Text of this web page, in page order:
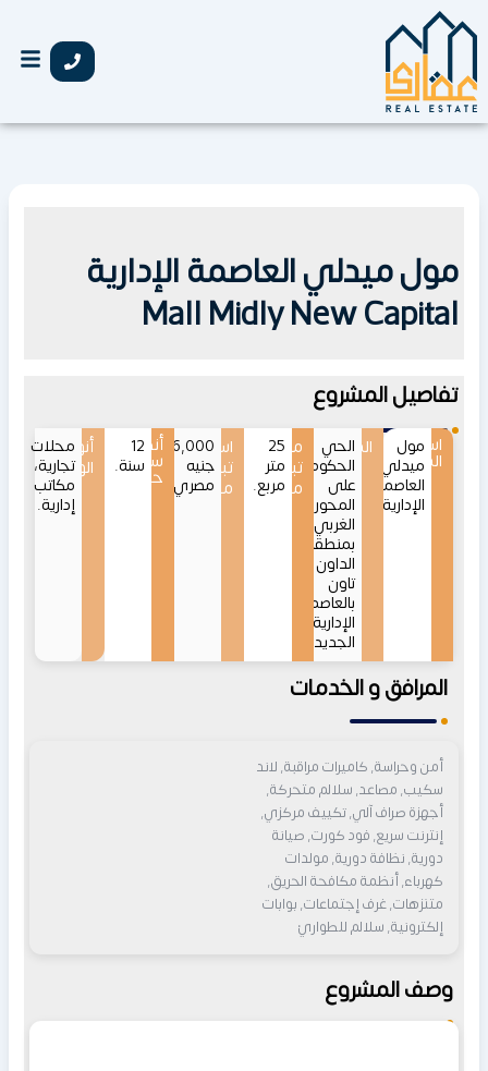
تخطي
إلى
مول ميدلي العاصمة الإدارية
Mall Midly New Capital
تفاصيل المشروع
اسم
المشروع
مول
ميدلي
العاصمة
الإدارية
الموقع
الحي
الحكومي
على
المحور
الغربي
بمنطقة
الداون
تاون
بالعاصمة
الإدارية
الجديدة.
مساحات
تبدأ
من
25
متر
مربع.
اسعار
تبدأ
من
2,956,000
جنيه
مصري.
أنظمة
سداد
حتى
12
سنة.
أنواع
الوحدات
محلات
تجارية،
مكاتب
إدارية.
المرافق و الخدمات
أمن وحراسة, كاميرات مراقبة, لاند
سكيب, مصاعد, سلالم متحركة,
أجهزة صراف آلي, تكييف مركزي,
إنترنت سريع, فود كورت, صيانة
دورية, نظافة دورية, مولدات
كهرباء, أنظمة مكافحة الحريق,
متنزهات, غرف إجتماعات, بوابات
إلكترونية, سلالم للطواريْ
وصف المشروع